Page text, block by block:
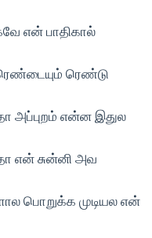
என் பாதிகால்
ரெண்டு
அப்புறம் என்ன இதுல
என் சுன்னி அவ
பொறுக்க முடியல என்